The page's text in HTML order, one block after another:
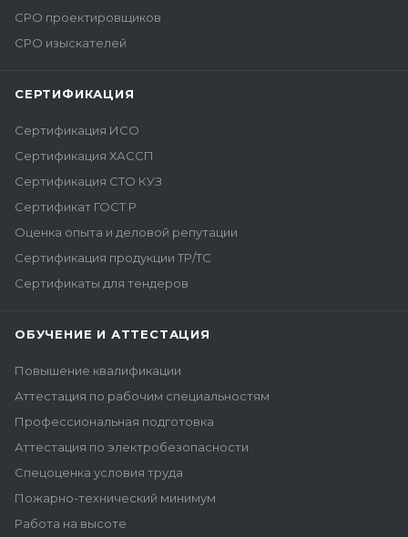
СРО проектировщиков
СРО изыскателей
СЕРТИФИКАЦИЯ
Сертификация ИСО
Сертификация ХАССП
Сертификация СТО КУЗ
Сертификат ГОСТ Р
Оценка опыта и деловой репутации
Сертификация продукции ТР/ТС
Сертификаты для тендеров
ОБУЧЕНИЕ И АТТЕСТАЦИЯ
Повышение квалификации
Аттестация по рабочим специальностям
Профессиональная подготовка
Аттестация по электробезопасности
Спецоценка условия труда
Пожарно-технический минимум
Работа на высоте